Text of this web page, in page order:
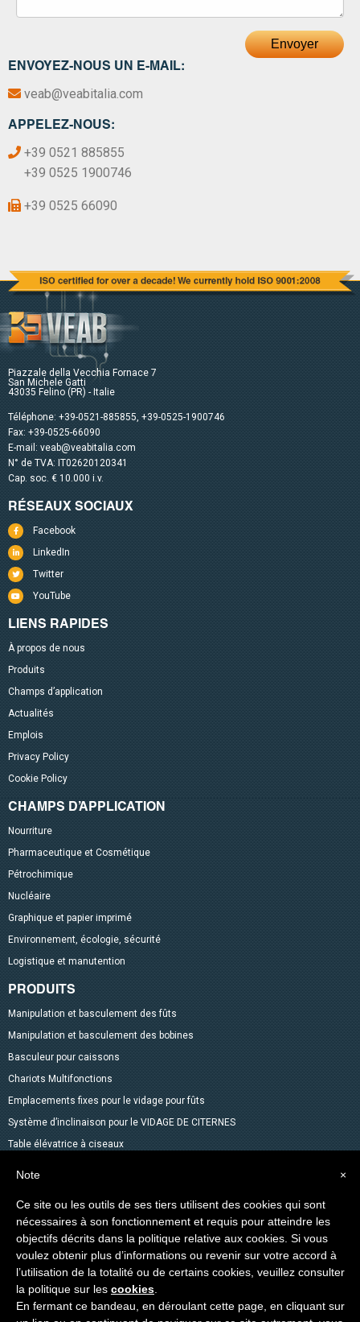
ENVOYEZ-NOUS UN E-MAIL:
veab@veabitalia.com
APPELEZ-NOUS:
+39 0521 885855
+39 0525 1900746
+39 0525 66090
Envoyer
Piazzale della Vecchia Fornace 7
San Michele Gatti
43035 Felino (PR) - Italie
Téléphone: +39-0521-885855, +39-0525-1900746
Fax: +39-0525-66090
E-mail: veab@veabitalia.com
N° de TVA: IT02620120341
Cap. soc. € 10.000 i.v.
RÉSEAUX SOCIAUX
Facebook
LinkedIn
Twitter
YouTube
LIENS RAPIDES
À propos de nous
Produits
Champs d’application
Actualités
Emplois
Privacy Policy
Cookie Policy
CHAMPS D’APPLICATION
Nourriture
Pharmaceutique et Cosmétique
Pétrochimique
Nucléaire
Graphique et papier imprimé
Environnement, écologie, sécurité
Logistique et manutention
PRODUITS
Manipulation et basculement des fûts
Manipulation et basculement des bobines
Basculeur pour caissons
Chariots Multifonctions
Emplacements fixes pour le vidage pour fûts
Système d’inclinaison pour le VIDAGE DE CITERNES
Table élévatrice à ciseaux
Gerbeurs avec fonction transpalette
Levage des Matériaux
Produits spéciaux
Copyright © 2014-2026 VEAB S.R.L. Tous droits réservés.
×
Note
Ce site ou les outils de ses tiers utilisent des cookies qui sont
nécessaires à son fonctionnement et requis pour atteindre les
objectifs décrits dans la politique relative aux cookies. Si vous
voulez obtenir plus d’informations ou revenir sur votre accord à
l’utilisation de la totalité ou de certains cookies, veuillez consulter
la politique sur les cookies
En fermant ce bandeau, en déroulant cette page, en cliquant sur